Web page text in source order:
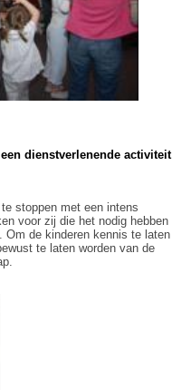
dienstverlenende activiteit
stoppen met een intens
voor zij die het nodig hebben
Om de kinderen kennis te laten
te laten worden van de